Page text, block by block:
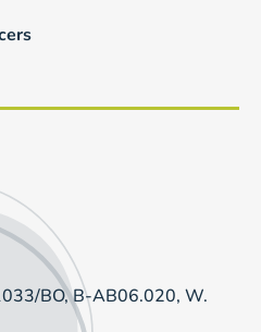
BO, B-AB06.020, W.